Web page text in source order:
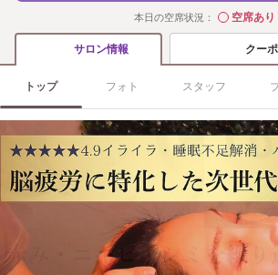
本日の空席状況： ◯空席あり
サロン情報 クー
トップ フォト スタッフ